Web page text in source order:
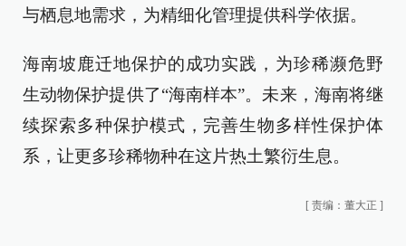
与栖息地需求，为精细化管理提供科学依据。
海南坡鹿迁地保护的成功实践，为珍稀濒危野
生动物保护提供了“海南样本”。未来，海南将继
续探索多种保护模式，完善生物多样性保护体
系，让更多珍稀物种在这片热土繁衍生息。
[ 责编：董大正 ]